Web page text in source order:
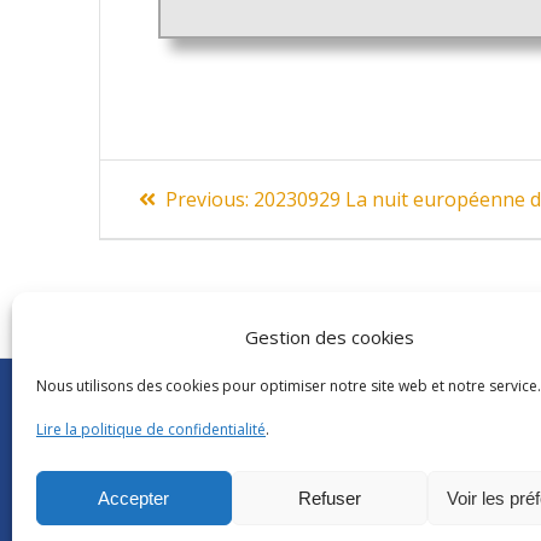
Gestion des cookies
Nous utilisons des cookies pour optimiser notre site web et notre service.
Lire la politique de confidentialité.
Accepter Refuser Voir les
Navigation
de
Previous: Previous
20230929 La nuit européenne
Abonnements Frantext
Séminaires ATILF
Glossaire
CNRS|